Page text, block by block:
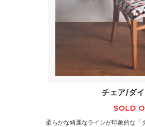
チェア/ダ
SOLD
柔らかな綺麗なラインが印象的な「